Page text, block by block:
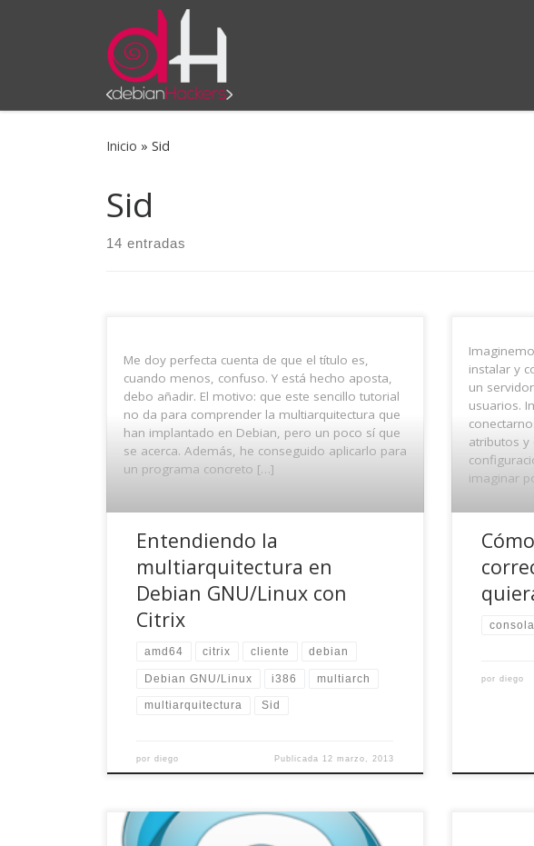
Saltar al contenido
Inicio » Sid
Sid
14 entradas
Me doy perfecta cuenta de que el título es,
cuando menos, confuso. Y está hecho aposta,
debo añadir. El motivo: que este sencillo tutorial
no da para comprender la multiarquitectura que
han implantado en Debian, pero un poco sí que
se acerca. Además, he conseguido aplicarlo para
un programa concreto […]
Entendiendo la
multiarquitectura en
Debian GNU/Linux con
Citrix
amd64 citrix cliente debian
Debian GNU/Linux i386 multiarch
multiarquitectura Sid
pordiego Publicada 12 marzo, 2013
instalar y
un
usuarios.
atributos y
imaginar
consola
pordiego